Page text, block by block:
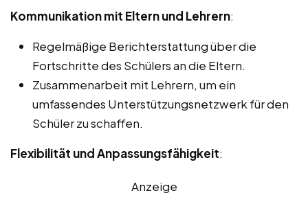
Kommunikation mit Eltern und Lehrern:
Regelmäßige Berichterstattung über die
Fortschritte des Schülers an die Eltern.
Zusammenarbeit mit Lehrern, um ein
umfassendes Unterstützungsnetzwerk für den
Schüler zu schaffen.
Flexibilität und Anpassungsfähigkeit:
Anzeige